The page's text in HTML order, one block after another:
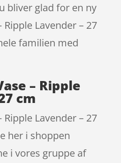
bliver glad for en ny
Ripple Lavender – 27
familien med
– Ripple
cm
Ripple Lavender – 27
her i shoppen
i vores gruppe af